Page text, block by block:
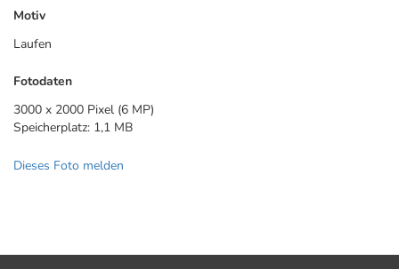
Motiv
Laufen
Fotodaten
3000 x 2000 Pixel (6 MP)
Speicherplatz: 1,1 MB
Dieses Foto melden